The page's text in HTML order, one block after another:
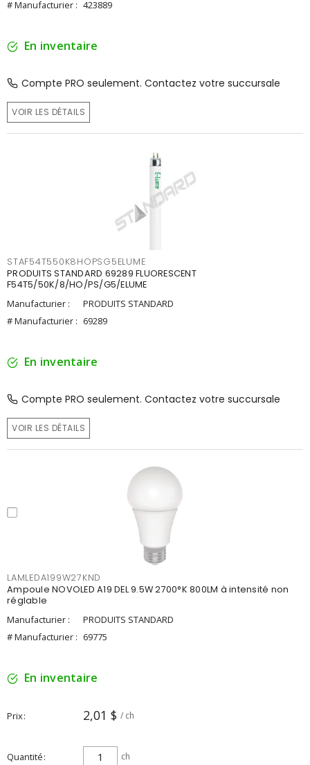
# Manufacturier : 423889
En inventaire
Compte PRO seulement. Contactez votre succursale
VOIR LES DÉTAILS
STAF54T550K8HOPSG5ELUME
PRODUITS STANDARD 69289 FLUORESCENT
F54T5/50K/8/HO/PS/G5/ELUME
Manufacturier :
PRODUITS STANDARD
# Manufacturier : 69289
En inventaire
Compte PRO seulement. Contactez votre succursale
VOIR LES DÉTAILS
LAMLEDA199W27KND
Ampoule NOVOLED A19 DEL 9.5W 2700°K 800LM à intensité non
réglable
Manufacturier :
PRODUITS STANDARD
# Manufacturier : 69775
En inventaire
Prix 2,01 $ / ch
Quantité ch